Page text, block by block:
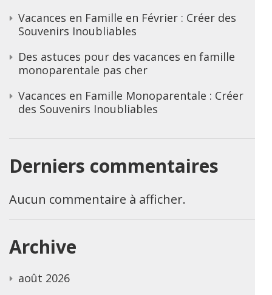
Vacances en Famille en Février : Créer des
Souvenirs Inoubliables
Des astuces pour des vacances en famille
monoparentale pas cher
Vacances en Famille Monoparentale : Créer
des Souvenirs Inoubliables
Derniers commentaires
Aucun commentaire à afficher.
Archive
août 2026